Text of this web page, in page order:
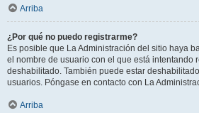
Arriba
¿Por qué no puedo registrarme?
Es posible que La Administración del sitio haya
el nombre de usuario con el que está intentando
deshabilitado. También puede estar
usuarios. Póngase en contacto con La
Arriba